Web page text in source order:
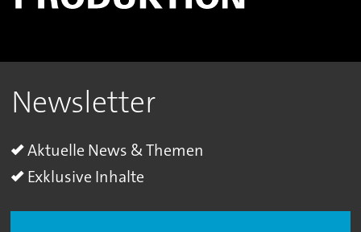
Newsletter
Aktuelle News & Themen
Exklusive Inhalte